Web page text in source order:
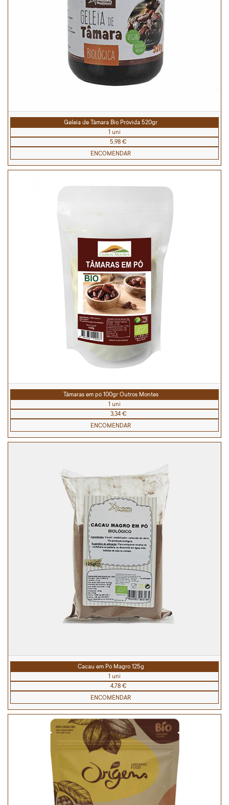
Geleia de Tâmara Bio Próvida 520gr
1 uni
5,98 €
ENCOMENDAR
Tâmaras em pó 100gr Outros Montes
1 uni
3,34 €
ENCOMENDAR
Cacau em Pó Magro 125g
1 uni
4,78 €
ENCOMENDAR